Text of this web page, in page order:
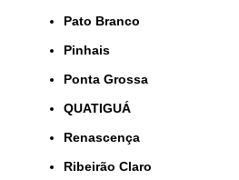
Pato Branco
Pinhais
Ponta Grossa
QUATIGUÁ
Renascença
Ribeirão Claro